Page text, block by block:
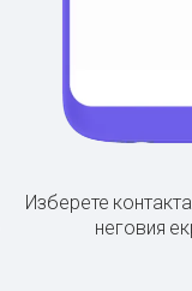
Изберете
неговия